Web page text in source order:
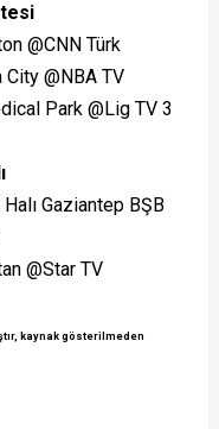
@CNN Türk
@NBA TV
Park @Lig TV 3
Gaziantep BŞB
@Star TV
kaynak gösterilmeden